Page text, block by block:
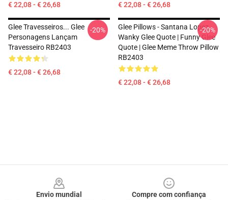
€ 22,08 - € 26,68 € 22,08 - € 26,68
Glee Travesseiros... Glee
Personagens Lançam
Travesseiro RB2403
€ 22,08 - € 26,68
-20%
Glee Pillows - Santana Lopez
Wanky Glee Quote | Funny Glee
Quote | Glee Meme Throw Pillow
RB2403
€ 22,08 - € 26,68
-20%
Envio mundial
Compre com confiança